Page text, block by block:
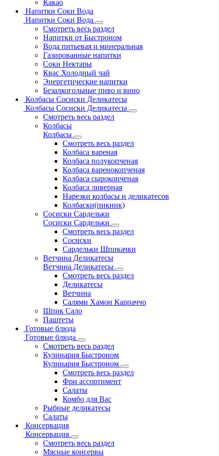
Какао
Напитки Соки Вода
Напитки Соки Вода
Смотреть весь раздел
Напитки от Быстроном
Вода питьевая и минеральная
Газированные напитки
Соки Нектары
Квас Холодный чай
Энергетические напитки
Безалкогольные пиво и вино
Колбасы Сосиски Деликатесы
Колбасы Сосиски Деликатесы
Смотреть весь раздел
Колбасы
Колбасы
Смотреть весь раздел
Колбаса вареная
Колбаса полукопченая
Колбаса варенокопченая
Колбаса сырокопченая
Колбаса ливерная
Нарезки колбасы и деликатесов
Колбаски(пикник)
Сосиски Сардельки
Сосиски Сардельки
Смотреть весь раздел
Сосиски
Сардельки Шпикачки
Ветчина Деликатесы
Ветчина Деликатесы
Смотреть весь раздел
Деликатесы
Ветчина
Салями Хамон Карпаччо
Шпик Сало
Паштеты
Готовые блюда
Готовые блюда
Смотреть весь раздел
Кулинария Быстроном
Кулинария Быстроном
Смотреть весь раздел
Фри ассортимент
Салаты
Комбо для Вас
Рыбные деликатесы
Салаты
Консервация
Консервация
Смотреть весь раздел
Мясные консервы